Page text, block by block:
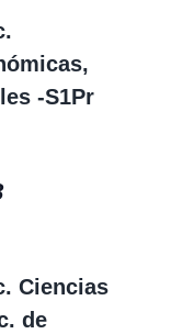
-S1Pr
Ciencias
de